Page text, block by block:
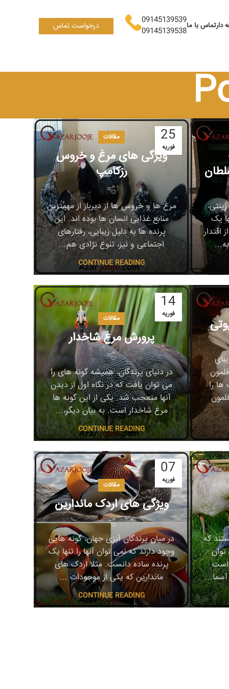
دارتماس با ما09145139539
09145139538
درخواست تماس
یک
اقتدار
25
فوریه
مقالات
ویژگی های مرغ و خروس
رزکامپ
مرغ ها و خروس ها از دیرباز از مهمترین
منابع غذایی انسان ها بوده اند. این
پرنده ها به دلیل زیبایی، رفتارهای
اجتماعی و نیز، تنوع نژادی هم...
CONTINUE READING
را
14
فوریه
مقالات
پرورش مرغ شاخدار
در دنیای پرندگان، همیشه گونه های را
می توان یافت که در نگاه اول از دیدن
آنها متعجب شد. یکی از این گونه ها
مرغ شاخدار است. به بیان دیگر،...
CONTINUE READING
که
است
آسما...
07
فوریه
مقالات
ویژگی های اردک ماندارین
در میان پرندگان آبزی جهان، گونه هایی
وجود دارند که نمی توان آنها را تنها یک
پرنده ساده دانست. مثلا اردک های
ماندارین که یکی از موجودات ...
CONTINUE READING